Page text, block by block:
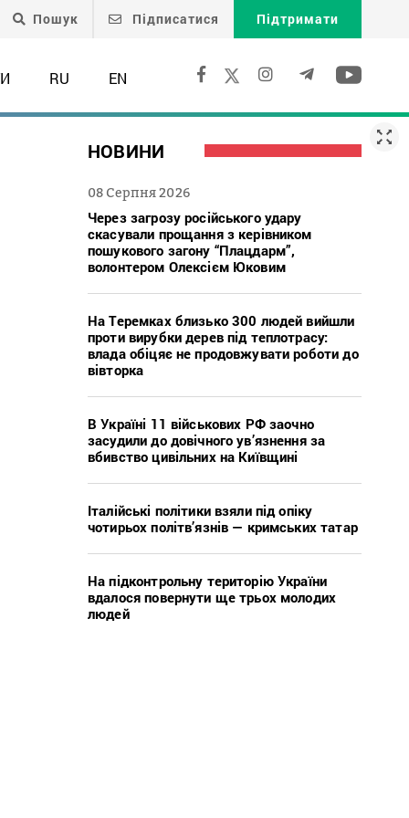
Пошук Підписатися Підтримати
RU EN
НОВИНИ
08 Серпня 2026
Через загрозу російського удару
скасували прощання з керівником
пошукового загону “Плацдарм”,
волонтером Олексієм Юковим
На Теремках близько 300 людей вийшли
проти вирубки дерев під теплотрасу:
влада обіцяє не продовжувати роботи до
вівторка
В Україні 11 військових РФ заочно
засудили до довічного ув’язнення за
вбивство цивільних на Київщині
Італійські політики взяли під опіку
чотирьох політв’язнів — кримських татар
На підконтрольну територію України
вдалося повернути ще трьох молодих
людей